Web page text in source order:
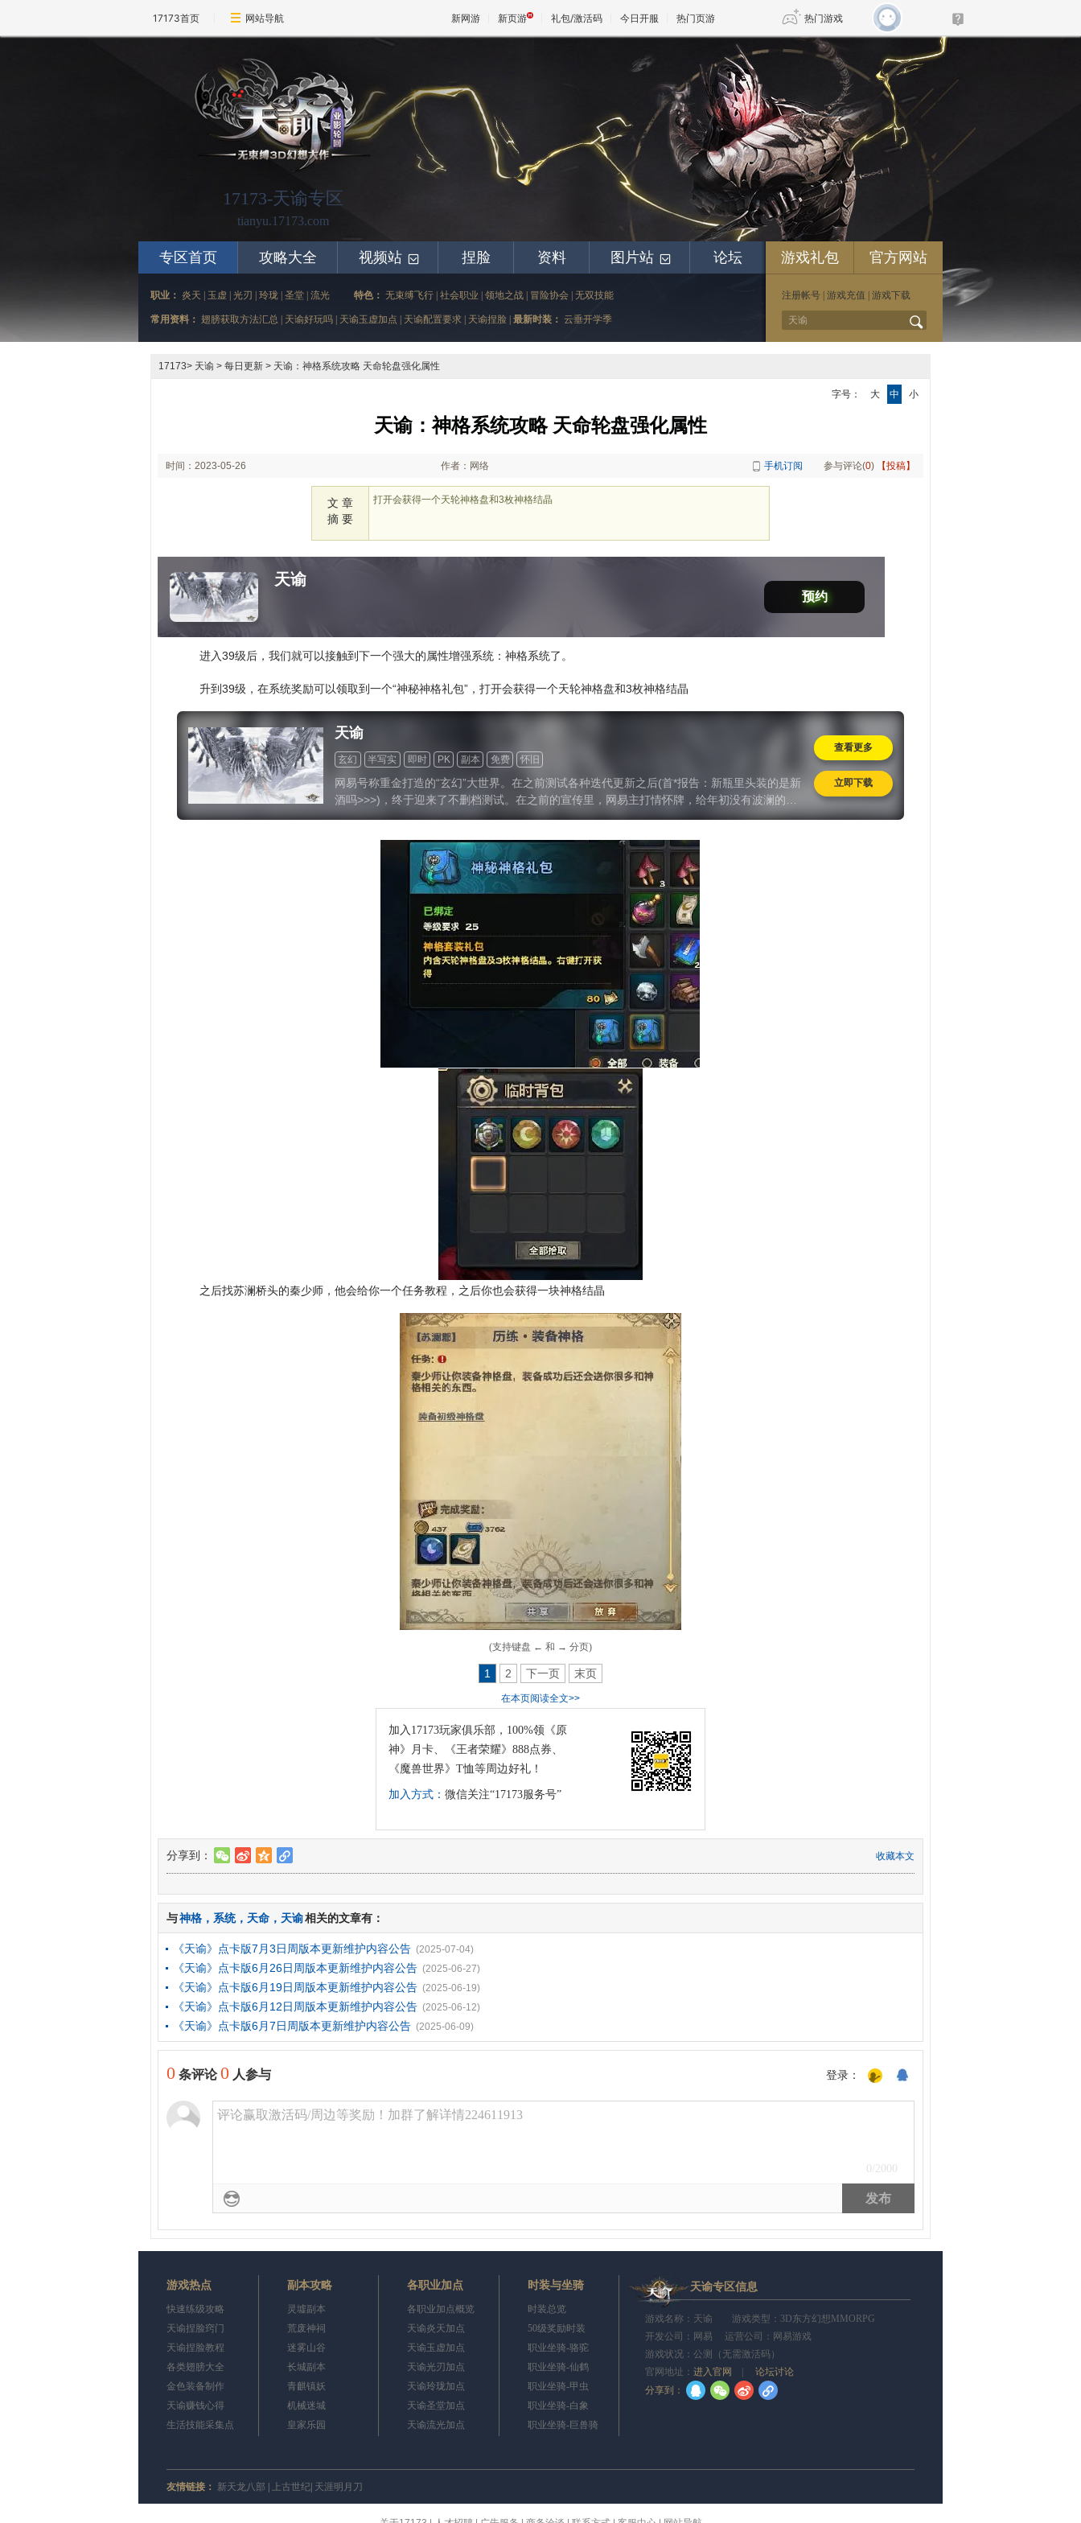
17173首页 网站导航 新网游 新页游 礼包/激活码 今日开服 热门页游 热门游戏
魔兽 DNF
天堂 剑网3旗舰版 新天龙八部
王权与自由 诛仙世界 新仙侠5
17173-天谕专区
tianyu.17173.com
专区首页 攻略大全 视频站 + 捏脸 资料 图片站 + 论坛
职业： 炎天 玉虚 光刃 玲珑 圣堂 流光 特色： 无束缚飞行 社会职业 领地之战 冒险协会 无双技能
常用资料： 翅膀获取方法汇总 天谕好玩吗 天谕玉虚加点 天谕配置要求 天谕捏脸 最新时装： 云垂开学季
游戏礼包 官方网站
注册帐号 游戏充值 游戏下载
*
17173> 天谕 > 每日更新 > 天谕：神格系统攻略 天命轮盘强化属性
字号： 大 中 小
天谕：神格系统攻略 天命轮盘强化属性
时间：2023-05-26 作者：网络 手机订阅 参与评论(0) 【投稿】
文 章
摘 要
打开会获得一个天轮神格盘和3枚神格结晶
天谕
预约
进入39级后，我们就可以接触到下一个强大的属性增强系统：神格系统了。
升到39级，在系统奖励可以领取到一个“神秘神格礼包”，打开会获得一个天轮神格盘和3枚神格结晶
天谕
玄幻 半写实 即时 PK 副本 免费 怀旧
网易号称重金打造的“玄幻”大世界。在之前测试各种迭代更新之后(首*报告：新瓶里头装的是新
酒吗>>>)，终于迎来了不删档测试。在之前的宣传里，网易主打情怀牌，给年初没有波澜的
MMORPG新游市场，注
查看更多
立即下载
之后找苏澜桥头的秦少师，他会给你一个任务教程，之后你也会获得一块神格结晶
(支持键盘 ← 和 → 分页)
1 2 下一页 末页
在本页阅读全文>>
加入17173玩家俱乐部，100%领《原
神》月卡、《王者荣耀》888点券、
《魔兽世界》T恤等周边好礼！
加入方式： 微信关注“17173服务号”
分享到： w t z l 收藏本文
与神格 ， 系统， 天命 ， 天谕相关的文章有：
《天谕》点卡版7月3日周版本更新维护内容公告 (2025-07-04)
《天谕》点卡版6月26日周版本更新维护内容公告 (2025-06-27)
《天谕》点卡版6月19日周版本更新维护内容公告 (2025-06-19)
《天谕》点卡版6月12日周版本更新维护内容公告 (2025-06-12)
《天谕》点卡版6月7日周版本更新维护内容公告 (2025-06-09)
0 条评论0 人参与 登录：
评论赢取激活码/周边等奖励！加群了解详情224611913
0 /2000
发布
游戏热点
快速练级攻略
天谕捏脸窍门
天谕捏脸教程
各类翅膀大全
金色装备制作
天谕赚钱心得
生活技能采集点
副本攻略
灵墟副本
荒废神祠
迷雾山谷
长城副本
青麒镇妖
机械迷城
皇家乐园
各职业加点
各职业加点概览
天谕炎天加点
天谕玉虚加点
天谕光刃加点
天谕玲珑加点
天谕圣堂加点
天谕流光加点
时装与坐骑
时装总览
50级奖励时装
职业坐骑-骆驼
职业坐骑-仙鹤
职业坐骑-甲虫
职业坐骑-白象
职业坐骑-巨兽骑
天谕专区信息
游戏名称：天谕 游戏类型：3D东方幻想MMORPG
开发公司：网易 运营公司：网易游戏
游戏状况：公测（无需激活码）
官网地址： 进入官网
论坛讨论
分享到：
q w t l
友情链接： 新天龙八部 上古世纪 天涯明月刀